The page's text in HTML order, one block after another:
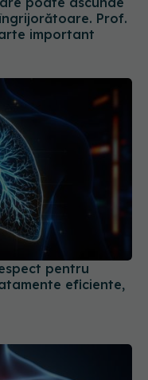
pentru
eficiente,